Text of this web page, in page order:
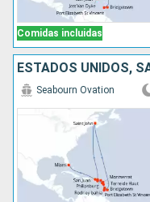
Comidas incluidas
Seabourn Ovation